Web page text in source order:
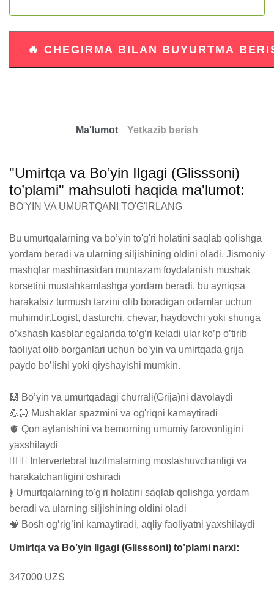
Ma'lumot Yetkazib berish
"Umirtqa va Bo’yin Ilgagi (Glisssoni)
to’plami" mahsuloti haqida ma'lumot:
BO'YIN VA UMURTQANI TO'G'IRLANG
Bu umurtqalarning va bo’yin to'g'ri holatini saqlab qolishga
yordam beradi va ularning siljishining oldini oladi. Jismoniy
mashqlar mashinasidan muntazam foydalanish mushak
korsetini mustahkamlashga yordam beradi, bu ayniqsa
harakatsiz turmush tarzini olib boradigan odamlar uchun
muhimdir.Logist, dasturchi, chevar, haydovchi yoki shunga
o’xshash kasblar egalarida to’g’ri keladi ular ko’p o’tirib
faoliyat olib borganlari uchun bo’yin va umirtqada grija
paydo bo’lishi yoki qiyshayishi mumkin.
🩻 Bo’yin va umurtqadagi churrali(Grija)ni davolaydi
💪🏻 Mushaklar spazmini va og'riqni kamaytiradi
🫀 Qon aylanishini va bemorning umumiy farovonligini
yaxshilaydi
🏃🏻‍♂️ Intervertebral tuzilmalarning moslashuvchanligi va
harakatchanligini oshiradi
𖠣 Umurtqalarning to'g'ri holatini saqlab qolishga yordam
beradi va ularning siljishining oldini oladi
🧠 Bosh og’rig’ini kamaytiradi, aqliy faoliyatni yaxshilaydi
Umirtqa va Bo’yin Ilgagi (Glisssoni) to’plami narxi:
347000 UZS